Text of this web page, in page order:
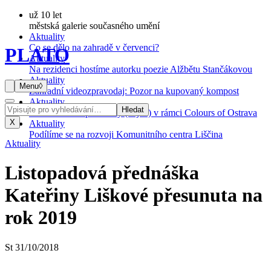
už 10 let
městská galerie současného umění
Aktuality
Co se dělo na zahradě v červenci?
Aktuality
Na rezidenci hostíme autorku poezie Alžbětu Stančákovou
Aktuality
Zahradní videozpravodaj: Pozor na kupovaný kompost
Aktuality
Komentované prohlídky (nejen) v rámci Colours of Ostrava
Aktuality
Podílíme se na rozvoji Komunitního centra Liščina
PLATO
Menu◊
Hledat
X
Aktuality
Listopadová přednáška
Kateřiny Liškové přesunuta na
rok 2019
St 31/10/2018